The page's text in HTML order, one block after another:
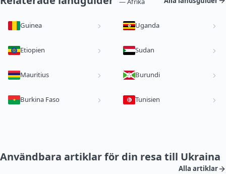
Guinea Uganda
Etiopien Sudan
Mauritius Burundi
Burkina Faso Tunisien
Användbara artiklar för din resa till Ukraina
Alla artiklar